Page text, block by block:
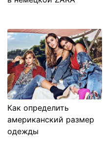
Как определить
американский размер
одежды